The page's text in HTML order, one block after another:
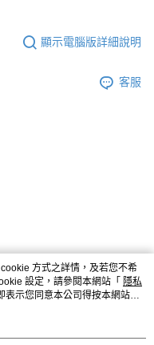
顯示電腦版詳細說明
客服
方式之詳情，及若您不希
設定，請參閱本網站「 隱私
表示您同意本公司得按本網站使